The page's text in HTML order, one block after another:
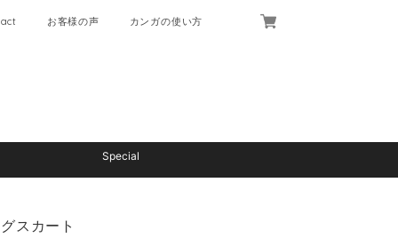
お客様の声 カンガの使い方
Special
スカート